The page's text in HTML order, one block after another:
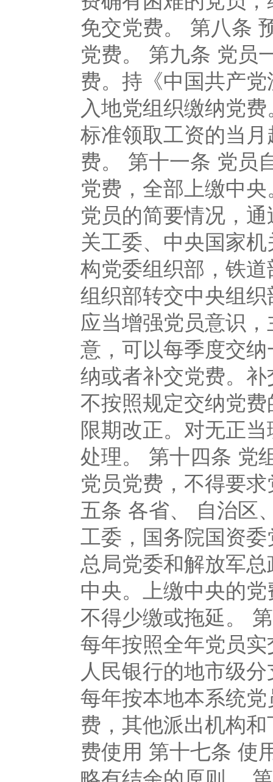
免交党费。 第八条
党费。 第九条 党员
费。持《中国共产
入地党组织缴纳党
标准领取工资的当
费。 第十一条 党员
党费，全部上缴中
党员的简要情况，
关工委、中央国家
构党委组织部，铁
组织部转交中央组
应当增强党员意识
意，可以每季度交
纳或者补交党费。
不按照规定交纳党
限期改正。对无正
处理。 第十四条 党
党员党费，不得要
五条 各省、 自治区
工委，国务院国资
总局党委和解放军
中央。上缴中央的
不得少缴或拖延。
每年按照全年党员
人民银行的地市级
每年按本地本系统
费，其他派出机构
费使用 第十七条 使